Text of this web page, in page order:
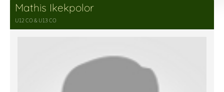
Mathis Ikekpolor
U12 CO & U13 CO